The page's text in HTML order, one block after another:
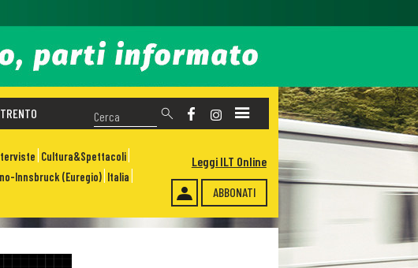
TRENTO
Cultura&Spettacoli
Innsbruck (Euregio) Italia
ABBONATI
Leggi ILT Online